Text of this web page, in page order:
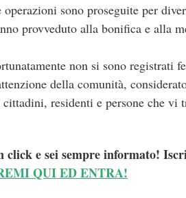
operazioni sono proseguite per
provveduto alla bonifica e alla
non si sono registrati
della comunità,
cittadini, residenti e persone che vi
click e sei sempre informato!
QUI ED ENTRA!